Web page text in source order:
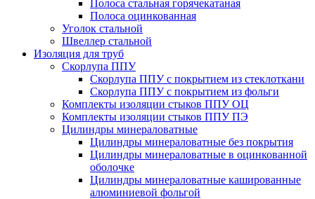
Полоса стальная горячекатаная
Полоса оцинкованная
Уголок стальной
Швеллер стальной
Изоляция для труб
Скорлупа ППУ
Скорлупа ППУ с покрытием из стеклоткани
Скорлупа ППУ с покрытием из фольги
Комплекты изоляции стыков ППУ ОЦ
Комплекты изоляции стыков ППУ ПЭ
Цилиндры минераловатные
Цилиндры минераловатные без покрытия
Цилиндры минераловатные в оцинкованной
оболочке
Цилиндры минераловатные кашированные
алюминиевой фольгой